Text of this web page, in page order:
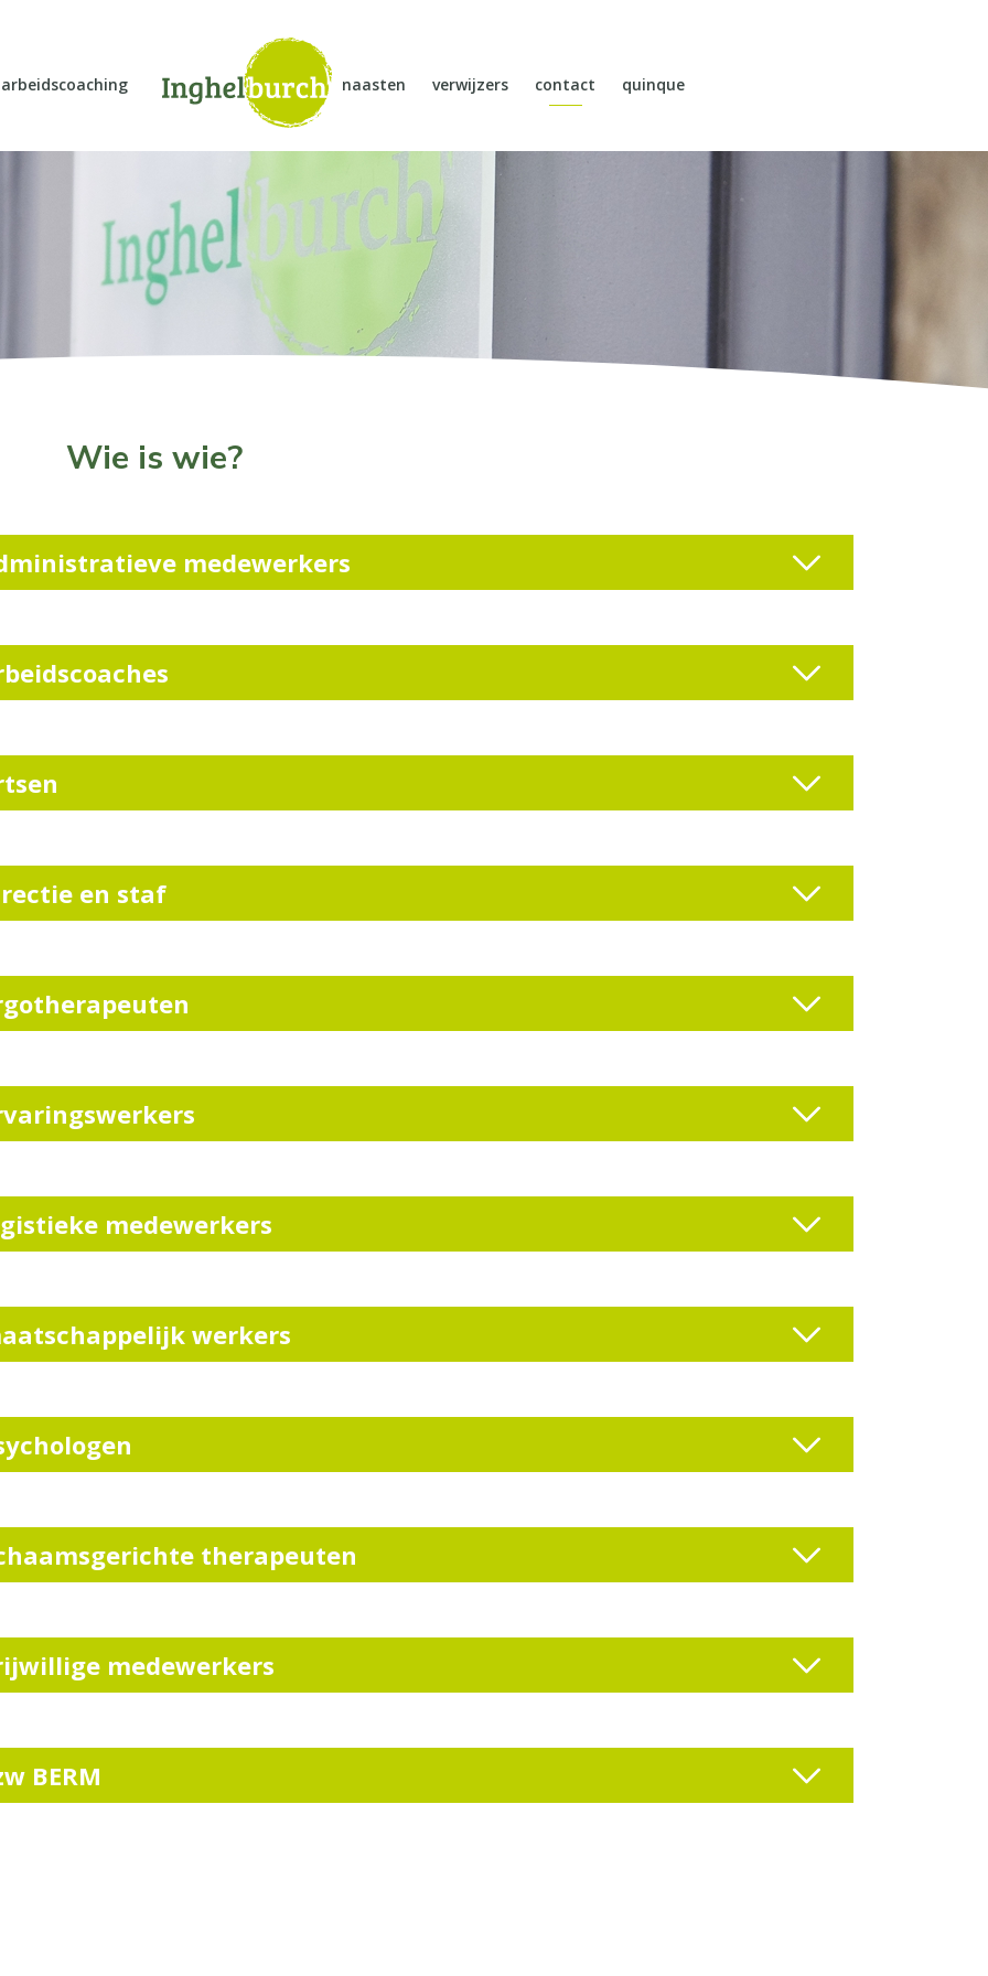
arbeidscoaching naasten verwijzers contact quinque
Wie is wie?
medewerkers
en staf
medewerkers
werkers
therapeuten
medewerkers
BERM